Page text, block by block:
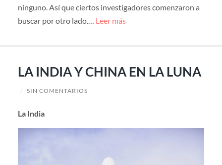
ninguno. Así que ciertos investigadores comenzaron a
buscar por otro lado.… Leer más
LA INDIA Y CHINA EN LA LUNA
/ SIN COMENTARIOS
La India